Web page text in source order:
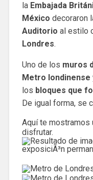
la Embajada
México decoraron
Auditorio al estilo
Londres.
Uno de los muros
Metro londinense
los bloques que
De igual forma, se
Aquí te mostramos
disfrutar.